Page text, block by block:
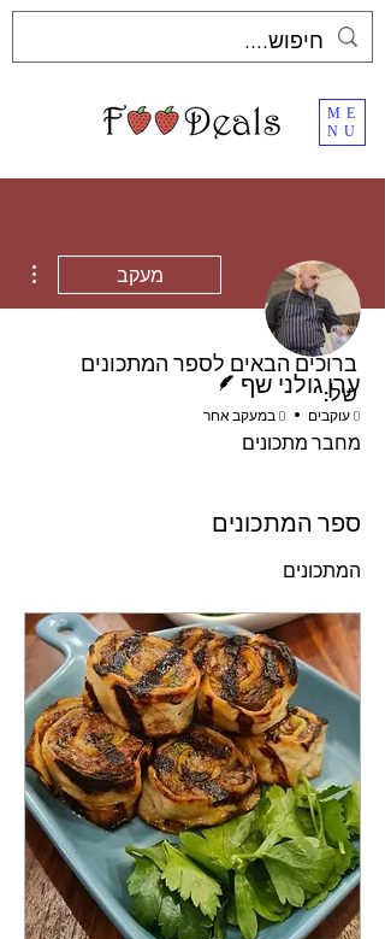
ME
NU
מעקב
ערן גולני שף
כותב/ת
0 עוקבים 0 במעקב אחר
מחבר מתכונים
ברוכים הבאים לספר המתכונים
של:
ספר המתכונים
המתכונים